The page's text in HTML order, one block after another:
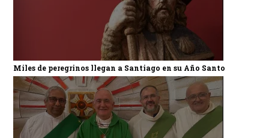
Miles de peregrinos llegan a Santiago en su Año Santo